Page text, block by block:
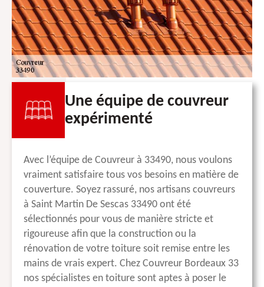
Une équipe de couvreur
expérimenté
Avec l’équipe de Couvreur à 33490, nous voulons
vraiment satisfaire tous vos besoins en matière de
couverture. Soyez rassuré, nos artisans couvreurs
à Saint Martin De Sescas 33490 ont été
sélectionnés pour vous de manière stricte et
rigoureuse afin que la construction ou la
rénovation de votre toiture soit remise entre les
mains de vrais expert. Chez Couvreur Bordeaux 33
nos spécialistes en toiture sont aptes à poser le